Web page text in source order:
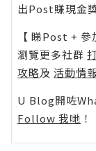
出Post賺現金
【 睇Post + 參
瀏覽更多社群
攻略及 活動情
U Blog開咗
Follow 我哋 ！